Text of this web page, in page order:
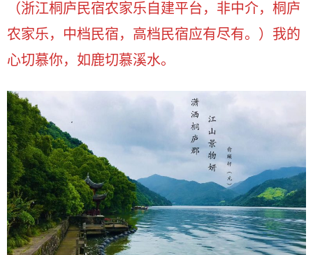
（浙江桐庐民宿农家乐自建平台，非中介，桐庐
农家乐，中档民宿，高档民宿应有尽有。）我的
心切慕你，如鹿切慕溪水。